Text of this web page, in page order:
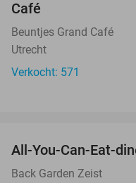
Café
Beuntjes Grand Café
Utrecht
Verkocht: 571
All-You-Can-Eat-
Back Garden Zeist